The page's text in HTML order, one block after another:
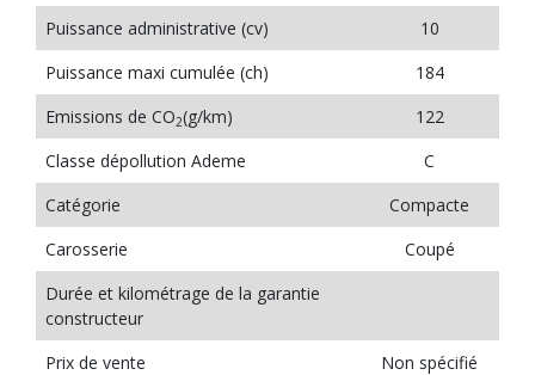
Puissance administrative (cv)
10
Puissance maxi cumulée (ch)
184
Emissions de CO2(g/km)
122
Classe dépollution Ademe
C
Catégorie
Compacte
Carosserie
Coupé
Durée et kilométrage de la garantie
constructeur
Prix de vente
Non spécifié